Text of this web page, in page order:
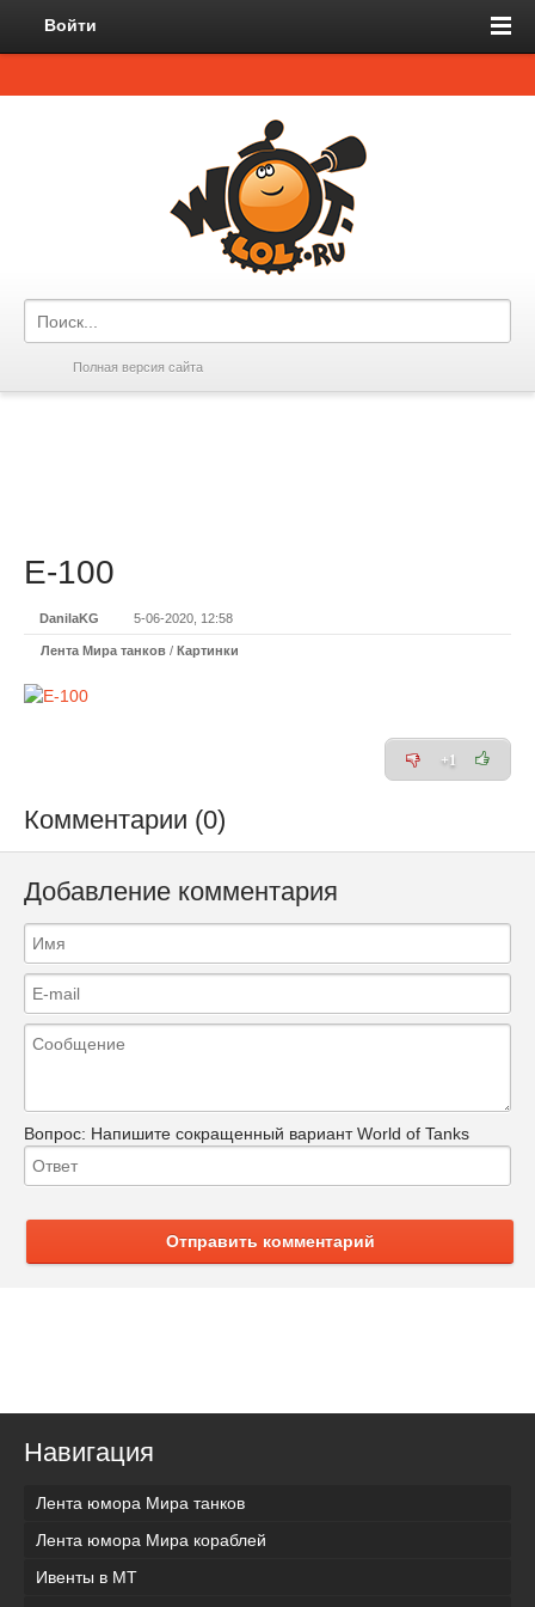
Войти
Полная версия сайта
Е-100
DanilaKG 5-06-2020, 12:58
Лента Мира танков / Картинки
+1
Комментарии (0)
Добавление комментария
Вопрос: Напишите сокращенный вариант World of Tanks
Отправить комментарий
Навигация
Лента юмора Мира танков
Лента юмора Мира кораблей
Ивенты в МТ